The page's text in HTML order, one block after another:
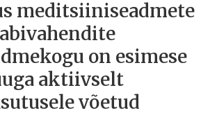
meditsiiniseadmete
on esimese
aktiivselt
võetud